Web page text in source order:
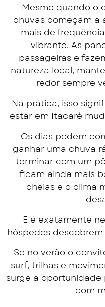
Mesmo quando o
chuvas começam a
mais de
vibrante. As
passageiras e
natureza local,
redor sempre
Na prática, isso
estar em Itacaré
Os dias podem
ganhar uma chuva
terminar com um
ficam ainda mais
cheias e o clima
E é exatamente
hóspedes
Se no verão o
surf, trilhas e
surge a
com